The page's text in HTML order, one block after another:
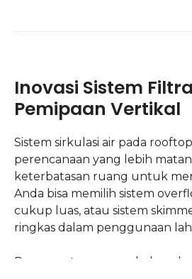
Inovasi Sistem
Pemipaan Vertikal
Sistem sirkulasi air pada
perencanaan yang lebih
keterbatasan ruang untuk
Anda bisa memilih sistem
cukup luas, atau sistem
ringkas dalam penggunaan
Penempatan pompa kolam